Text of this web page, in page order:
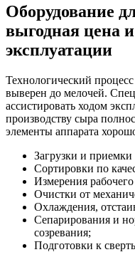
Оборудование
выгодная цена
эксплуатации
Технологический
выверен до мелочей.
ассистировать ходом
производству сыра
элементы аппарата
Загрузки и приемки
Сортировки по
Измерения
Очистки от
Охлаждения,
Сепарирования и
созревания;
Подготовки к